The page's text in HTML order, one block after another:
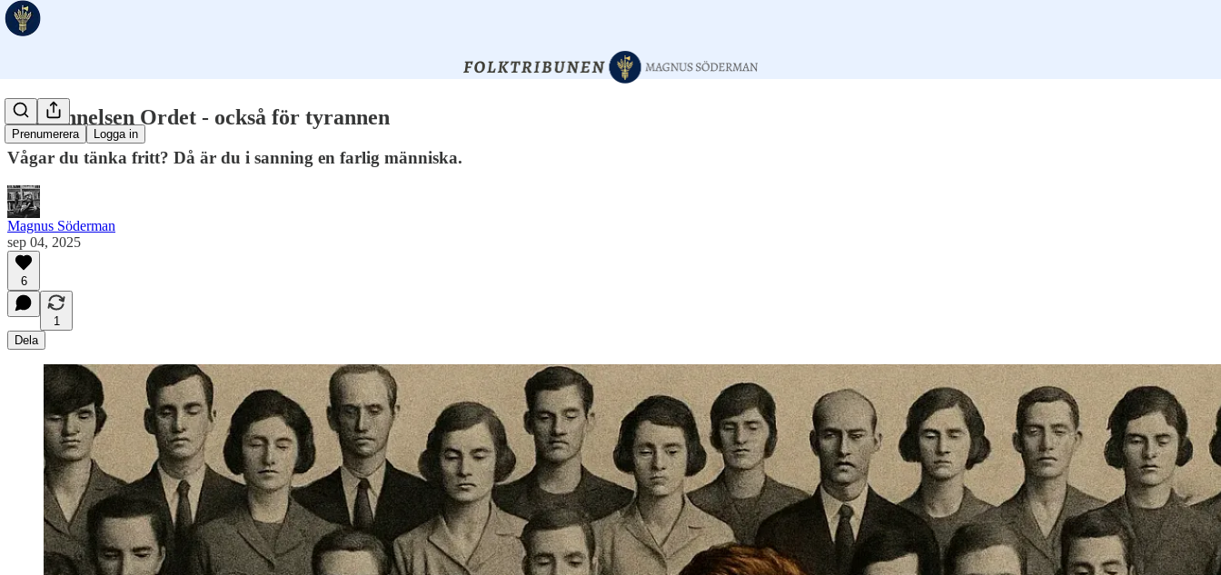
Prenumerera Logga in
I begynnelsen Ordet - också för tyrannen
Vågar du tänka fritt? Då är du i sanning en farlig människa.
Magnus Söderman
sep 04, 2025
6
1
Dela